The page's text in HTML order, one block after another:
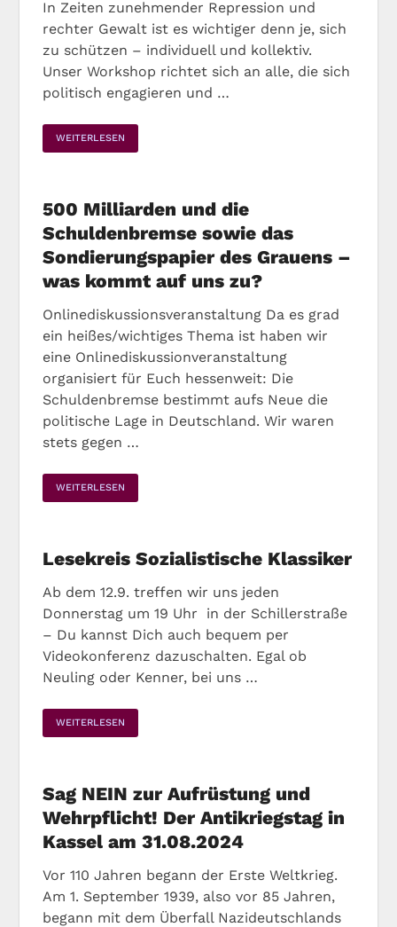
In Zeiten zunehmender Repression und
rechter Gewalt ist es wichtiger denn je, sich
zu schützen – individuell und kollektiv.
Unser Workshop richtet sich an alle, die sich
politisch engagieren und …
WEITERLESEN
500 Milliarden und die
Schuldenbremse sowie das
Sondierungspapier des Grauens –
was kommt auf uns zu?
Onlinediskussionsveranstaltung Da es grad
ein heißes/wichtiges Thema ist haben wir
eine Onlinediskussionveranstaltung
organisiert für Euch hessenweit: Die
Schuldenbremse bestimmt aufs Neue die
politische Lage in Deutschland. Wir waren
stets gegen …
WEITERLESEN
Lesekreis Sozialistische Klassiker
Ab dem 12.9. treffen wir uns jeden
Donnerstag um 19 Uhr in der Schillerstraße
– Du kannst Dich auch bequem per
Videokonferenz dazuschalten. Egal ob
Neuling oder Kenner, bei uns …
WEITERLESEN
Sag NEIN zur Aufrüstung und
Wehrpflicht! Der Antikriegstag in
Kassel am 31.08.2024
Vor 110 Jahren begann der Erste Weltkrieg.
Am 1. September 1939, also vor 85 Jahren,
begann mit dem Überfall Nazideutschlands